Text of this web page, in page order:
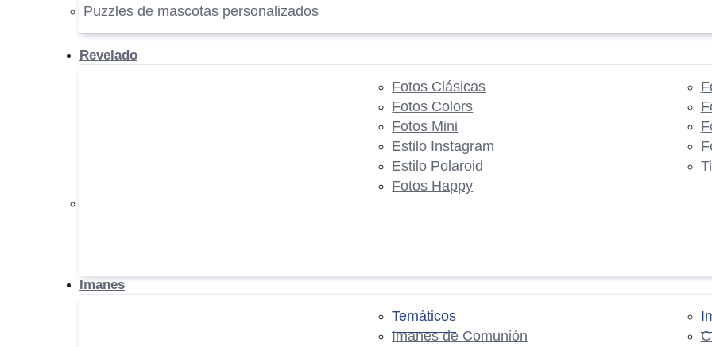
Puzzles de mascotas personalizados
Revelado
Fotos Clásicas
Fotos Colors
Fotos Mini
Estilo Instagram
Estilo Polaroid
Fotos Happy
Imanes
Temáticos
Imanes de Comunión